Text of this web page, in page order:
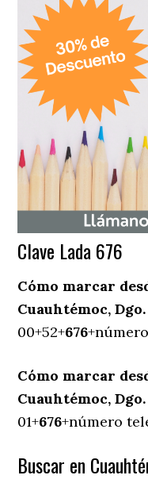
Clave Lada 676
Cómo marcar
Cuauhtémoc, Dgo.
00+52+676
Cómo marcar
Cuauhtémoc, Dgo.
01+676+número
Buscar en